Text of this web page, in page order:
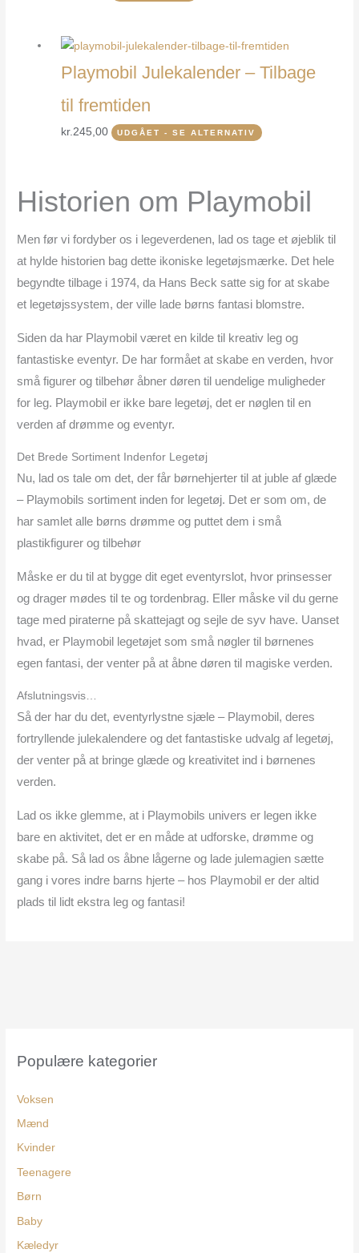
Populære kategorier
Voksen
Mænd
Kvinder
Teenagere
Børn
Baby
Kæledyr
Playmobil Julekalender – Tilbage
til fremtiden
kr.245,00 UDGÅET - SE ALTERNATIV
Historien om Playmobil
Men før vi fordyber os i legeverdenen, lad os tage et øjeblik til
at hylde historien bag dette ikoniske legetøjsmærke. Det hele
begyndte tilbage i 1974, da Hans Beck satte sig for at skabe
et legetøjssystem, der ville lade børns fantasi blomstre.
Siden da har Playmobil været en kilde til kreativ leg og
fantastiske eventyr. De har formået at skabe en verden, hvor
små figurer og tilbehør åbner døren til uendelige muligheder
for leg. Playmobil er ikke bare legetøj, det er nøglen til en
verden af drømme og eventyr.
Det Brede Sortiment Indenfor Legetøj
Nu, lad os tale om det, der får børnehjerter til at juble af glæde
– Playmobils sortiment inden for legetøj. Det er som om, de
har samlet alle børns drømme og puttet dem i små
plastikfigurer og tilbehør
Måske er du til at bygge dit eget eventyrslot, hvor prinsesser
og drager mødes til te og tordenbrag. Eller måske vil du gerne
tage med piraterne på skattejagt og sejle de syv have. Uanset
hvad, er Playmobil legetøjet som små nøgler til børnenes
egen fantasi, der venter på at åbne døren til magiske verden.
Afslutningsvis…
Så der har du det, eventyrlystne sjæle – Playmobil, deres
fortryllende julekalendere og det fantastiske udvalg af legetøj,
der venter på at bringe glæde og kreativitet ind i børnenes
verden.
Lad os ikke glemme, at i Playmobils univers er legen ikke
bare en aktivitet, det er en måde at udforske, drømme og
skabe på. Så lad os åbne lågerne og lade julemagien sætte
gang i vores indre barns hjerte – hos Playmobil er der altid
plads til lidt ekstra leg og fantasi!